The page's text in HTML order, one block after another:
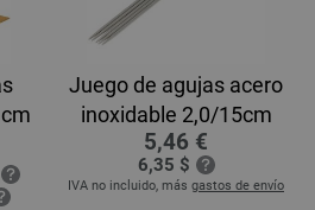
Juego de agujas acero
inoxidable 2,0/15cm
5,46 €
6,35 $
IVA no incluido, más gastos de envío